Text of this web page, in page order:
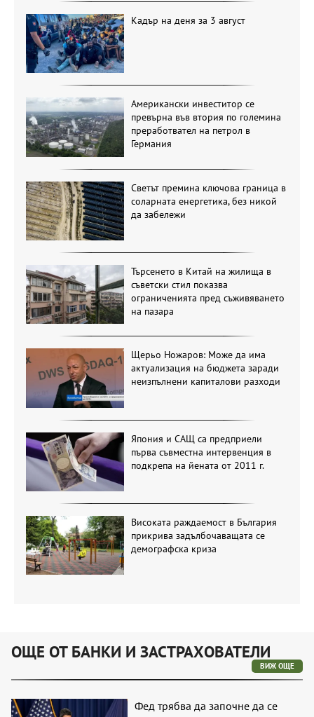
Кадър на деня за 3 август
Американски инвеститор се
превърна във втория по големина
преработвател на петрол в
Германия
Светът премина ключова граница в
соларната енергетика, без никой
да забележи
Търсенето в Китай на жилища в
съветски стил показва
ограниченията пред съживяването
на пазара
Щерьо Ножаров: Може да има
актуализация на бюджета заради
неизпълнени капиталови разходи
Япония и САЩ са предприели
първа съвместна интервенция в
подкрепа на йената от 2011 г.
Високата раждаемост в България
прикрива задълбочаващата се
демографска криза
ОЩЕ ОТ БАНКИ И ЗАСТРАХОВАТЕЛИ
ВИЖ ОЩЕ
Фед трябва да започне да се